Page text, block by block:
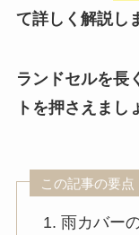
て詳しく解説し
ランドセルを長
トを押さえまし
この記事の要点
雨カバー